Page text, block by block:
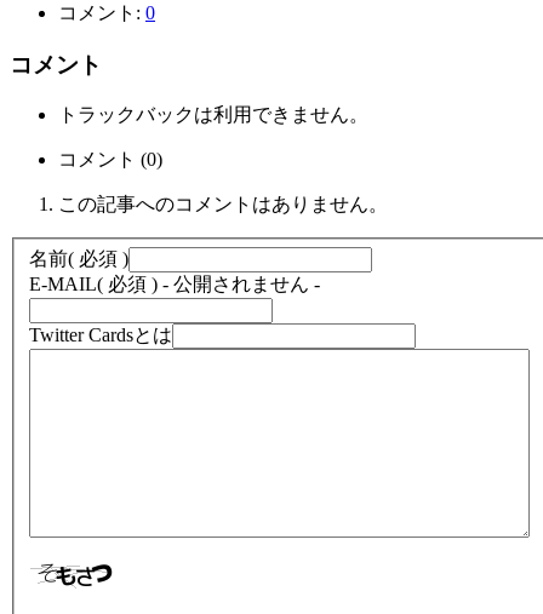
コメント: 0
コメント
トラックバックは利用できません。
コメント (0)
この記事へのコメントはありません。
名前( 必須 )
E-MAIL( 必須 ) - 公開されません -
Twitter Cardsとは